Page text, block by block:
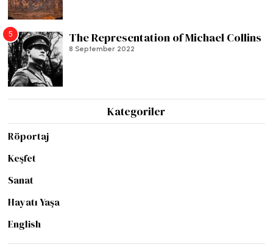
5 The Representation of Michael Collins
8 September 2022
Kategoriler
Röportaj
Keşfet
Sanat
Hayatı Yaşa
English